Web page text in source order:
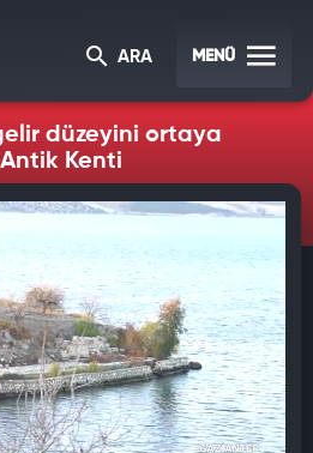
ARA MENÜ
düzeyini ortaya
Kenti